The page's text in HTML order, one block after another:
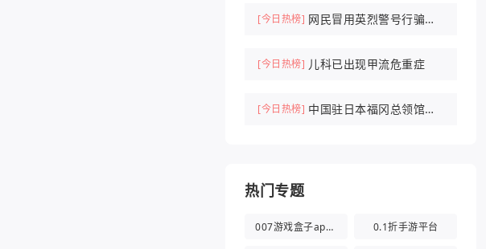
[今日热榜] 网民冒用英烈警号行骗被
[今日热榜] 儿科已出现甲流危重症
[今日热榜] 中国驻日本福冈总领馆紧
热门专题
007游戏盒子app官方版 0.1折手游平台